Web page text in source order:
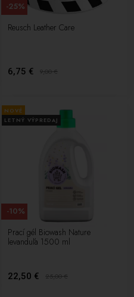
Reusch Leather Care
6,75 € 9,00€
-25%
NOVÉ
LETNÝ VÝPREDAJ
Prací gél Biowash Nature
levanduľa 1500 ml
22,50 € 25,00€
-10%